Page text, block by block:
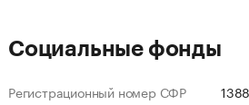
Социальные фонды
Регистрационный номер СФР